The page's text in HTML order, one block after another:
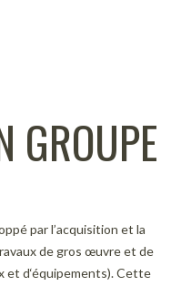
GROUPE
par l’acquisition et la
de gros œuvre et de
et d‘équipements). Cette